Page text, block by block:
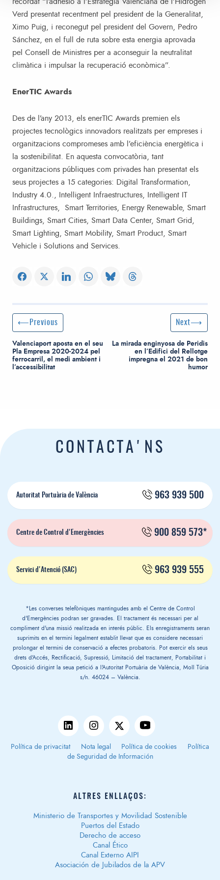
recordat “l’adhesió a l’Estratègia Valenciana de l’Hidrogen
Verd presentat recentment pel president de la Generalitat,
Ximo Puig, i reconegut pel president del Govern, Pedro
Sánchez, en el full de ruta sobre esta energia aprovada
pel Consell de Ministres per a aconseguir la neutralitat
climàtica i impulsar la recuperació econòmica”.
EnerTIC Awards
Des de l’any 2013, els enerTIC Awards premien els
projectes tecnològics innovadors realitzats per empreses i
organitzacions compromeses amb l’eficiència energètica i
la sostenibilitat. En aquesta convocatòria, tant
organitzacions públiques com privades han presentat els
seus projectes a 15 categories: Digital Transformation,
Industry 4.0., Intelligent Infraestructures, Intelligent IT
Infrastructures, Smart Territories, Energy Renewable, Smart
Buildings, Smart Cities, Smart Data Center, Smart Grid,
Smart Lighting, Smart Mobility, Smart Product, Smart
Vehicle i Solutions and Services.
Post navigation
Previous Post
Previous
Valenciaport aposta en el seu
Pla Empresa 2020-2024 pel
ferrocarril, el medi ambient i
l’accessibilitat
Next Post
Next
La mirada enginyosa de Peridis
en l’Edifici del Rellotge
impregna el 2021 de bon
humor
CONTACTA'NS
Autoritat Portuària de València 963 939 500
Centre de Control d'Emergències 900 859 573*
Servici d'Atenció (SAC) 963 939 555
*Les converses telefòniques mantingudes amb el Centre de Control
d'Emergències podran ser gravades. El tractament és necessari per al
compliment d'una missió realitzada en interés públic. Els enregistraments seran
suprimits en el termini legalment establit llevat que es considere necessari
prolongar el termini de conservació a efectes probatoris. Pot exercir els seus
drets d'Accés, Rectificació, Supressió, Limitació del tractament, Portabilitat i
Oposició dirigint la seua petició a l'Autoritat Portuària de València, Moll Túria
s/n. 46024 – València.
Política de privacitat Nota legal Política de cookies
Política
de Seguridad de Información
ALTRES ENLLAÇOS:
Ministerio de Transportes y Movilidad Sostenible
Puertos del Estado
Derecho de acceso
Canal Ético
Canal Externo AIPI
Asociación de Jubilados de la APV